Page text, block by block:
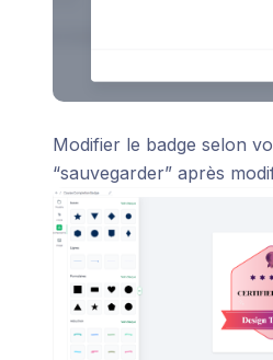
Modifier le badge selon
“sauvegarder” après